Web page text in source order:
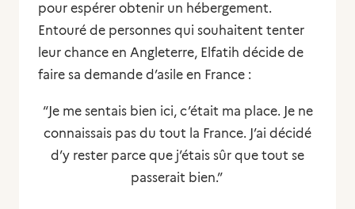
pour espérer obtenir un hébergement.
Entouré de personnes qui souhaitent tenter
leur chance en Angleterre, Elfatih décide de
faire sa demande d’asile en France :
“Je me sentais bien ici, c’était ma place. Je ne
connaissais pas du tout la France. J’ai décidé
d’y rester parce que j’étais sûr que tout se
passerait bien.”